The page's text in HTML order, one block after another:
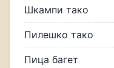
Шкампи тако
Пилешко тако
Пица багет